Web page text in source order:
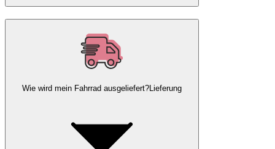
Wie wird mein Fahrrad ausgeliefert?Lieferung